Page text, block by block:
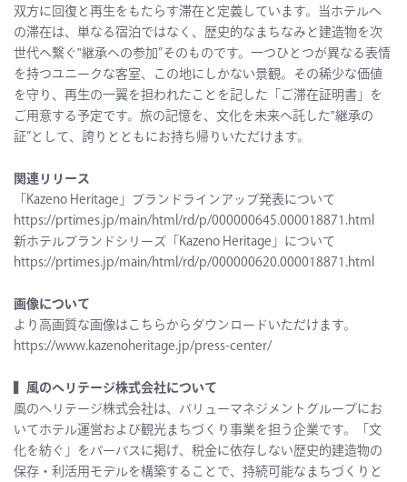
双方に回復と再生をもたらす滞在と定義しています。当ホテルへ
の滞在は、単なる宿泊ではなく、歴史的なまちなみと建造物を次
世代へ繋ぐ‟継承への参加”そのものです。一つひとつが異なる表情
を持つユニークな客室、この地にしかない景観。その稀少な価値
を守り、再生の一翼を担われたことを記した「ご滞在証明書」を
ご用意する予定です。旅の記憶を、文化を未来へ託した‟継承の
証”として、誇りとともにお持ち帰りいただけます。
関連リリース
「Kazeno Heritage」ブランドラインアップ発表について
https://prtimes.jp/main/html/rd/p/000000645.000018871.html
新ホテルブランドシリーズ「Kazeno Heritage」について
https://prtimes.jp/main/html/rd/p/000000620.000018871.html
画像について
より高画質な画像はこちらからダウンロードいただけます。
https://www.kazenoheritage.jp/press-center/
▍風のヘリテージ株式会社について
風のヘリテージ株式会社は、バリューマネジメントグループにお
いてホテル運営および観光まちづくり事業を担う企業です。「文
化を紡ぐ」をパーパスに掲げ、税金に依存しない歴史的建造物の
保存・利活用モデルを構築することで、持続可能なまちづくりと